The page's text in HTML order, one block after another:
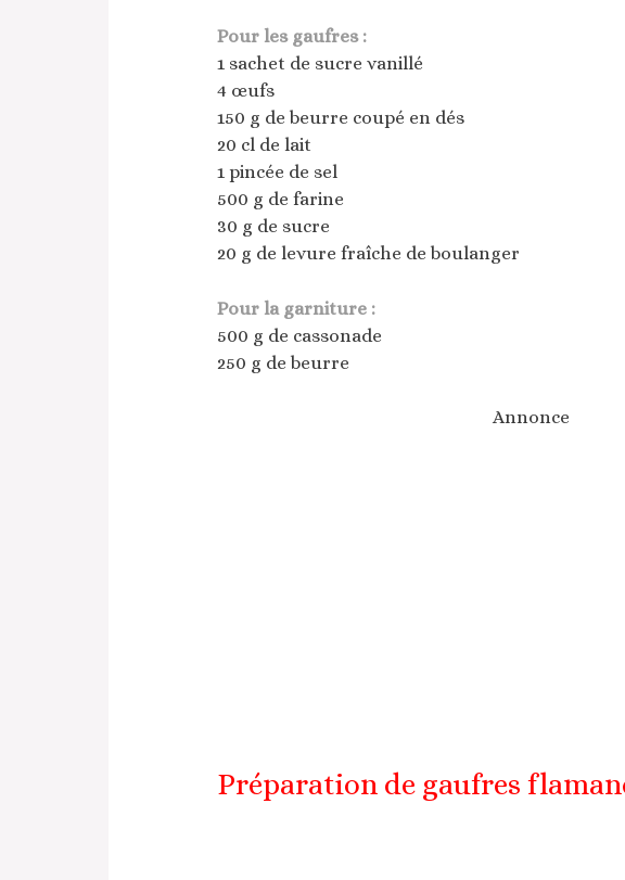
Pour les gaufres :
1 sachet de sucre vanillé
4 œufs
150 g de beurre coupé en dés
20 cl de lait
1 pincée de sel
500 g de farine
30 g de sucre
20 g de levure fraîche de boulanger
Pour la garniture :
500 g de cassonade
250 g de beurre
Annonce
Préparation de gaufres